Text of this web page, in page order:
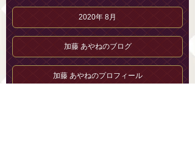
2020年 8月
加藤 あやねのブログ
加藤 あやねのプロフィール